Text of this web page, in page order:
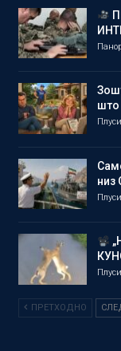
што
низ
ПРЕТХОДНО